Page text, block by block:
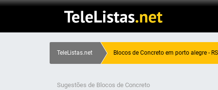
TeleListas.net Blocos de Concreto em porto alegre - RS
Sugestões de Blocos de Concreto